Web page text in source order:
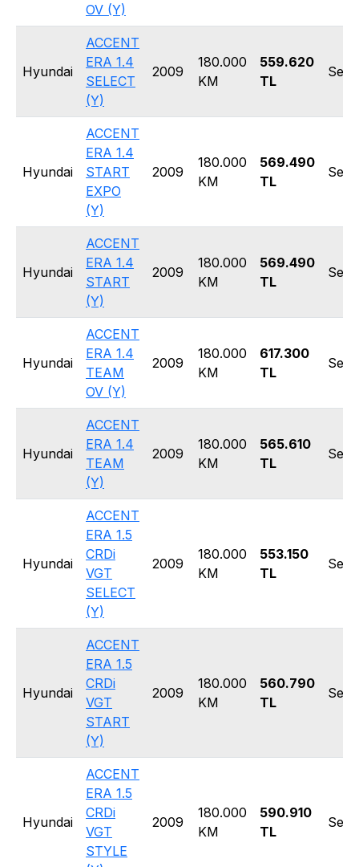
OV (Y)
Hyundai
ACCENT
ERA 1.4
SELECT
(Y)
2009
180.000
KM
559.620
TL
Hyundai
ACCENT
ERA 1.4
START
EXPO
(Y)
2009
180.000
KM
569.490
TL
Hyundai
ACCENT
ERA 1.4
START
(Y)
2009
180.000
KM
569.490
TL
Hyundai
ACCENT
ERA 1.4
TEAM
OV (Y)
2009
180.000
KM
617.300
TL
Hyundai
ACCENT
ERA 1.4
TEAM
(Y)
2009
180.000
KM
565.610
TL
Hyundai
ACCENT
ERA 1.5
CRDi
VGT
SELECT
(Y)
2009
180.000
KM
553.150
TL
Hyundai
ACCENT
ERA 1.5
CRDi
VGT
START
(Y)
2009
180.000
KM
560.790
TL
Hyundai
ACCENT
ERA 1.5
CRDi
VGT
STYLE
2009
180.000
KM
590.910
TL